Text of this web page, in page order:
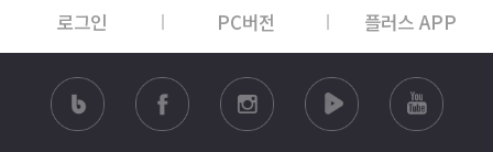
로그인 PC버전 플러스 APP